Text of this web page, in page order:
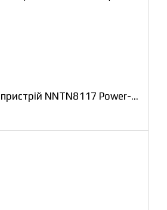
Зарядний пристрій NNTN8117 Power-Time для Motorolа серії DP та R